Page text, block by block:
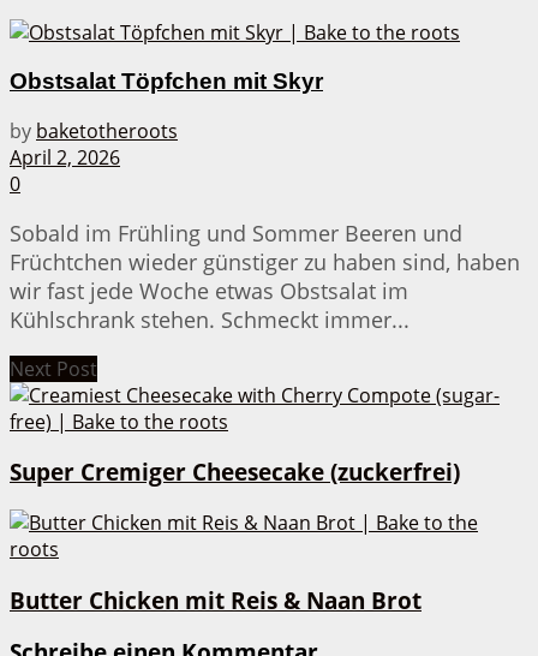
Obstsalat Töpfchen mit Skyr
by baketotheroots
April 2, 2026
0
Sobald im Frühling und Sommer Beeren und
Früchtchen wieder günstiger zu haben sind, haben
wir fast jede Woche etwas Obstsalat im
Kühlschrank stehen. Schmeckt immer...
Next Post
Super Cremiger Cheesecake (zuckerfrei)
Butter Chicken mit Reis & Naan Brot